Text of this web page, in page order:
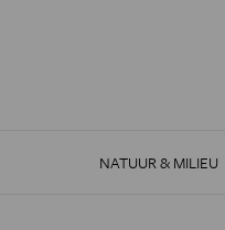
NATUUR & MILIEU